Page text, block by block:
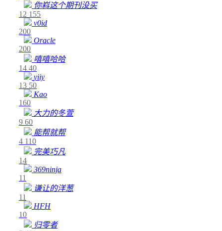
你嵙这个期刊没买
12 155
v0id
200
Oracle
200
嘻嘻哈哈
14 40
yiiy
13 50
Kao
160
大力的冬萱
9 60
能帮就帮
4 110
完美巧凡
14
369ninja
11
谦让的洋葱
11
HFH
10
归零者